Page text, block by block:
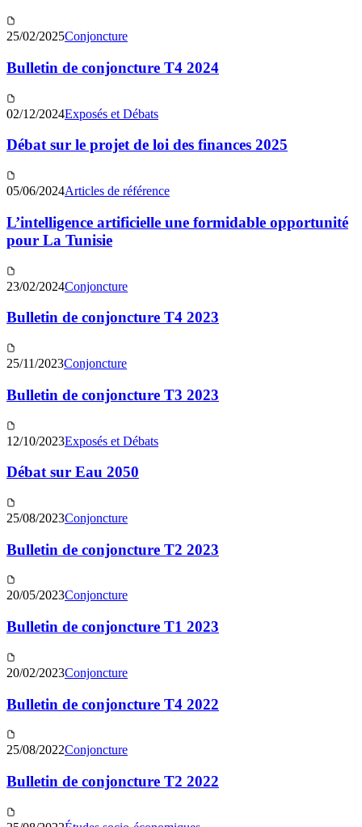
25/02/2025Conjoncture
Bulletin de conjoncture T4 2024
02/12/2024Exposés et Débats
Débat sur le projet de loi des finances 2025
05/06/2024Articles de référence
L’intelligence artificielle une formidable opportunité
pour La Tunisie
23/02/2024Conjoncture
Bulletin de conjoncture T4 2023
25/11/2023Conjoncture
Bulletin de conjoncture T3 2023
12/10/2023Exposés et Débats
Débat sur Eau 2050
25/08/2023Conjoncture
Bulletin de conjoncture T2 2023
20/05/2023Conjoncture
Bulletin de conjoncture T1 2023
20/02/2023Conjoncture
Bulletin de conjoncture T4 2022
25/08/2022Conjoncture
Bulletin de conjoncture T2 2022